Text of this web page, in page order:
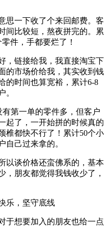
思一下收了个来回邮费。客
间比较短，熬夜拼完的。累
件，手都要烂了！
，链接给我，我直接淘宝下
的市场价给我，其实收到钱
的时间也算宽裕，累计6-8
。
第一单的零件多，但客户
起了，一开始拼的时候真的
椎都快不行了！累计50个小
自己过来拿的。
以谈价格还蛮佛系的，基本
，朋友都觉得我钱收少了，
乐，坚守底线
于想要加入的朋友也给一点